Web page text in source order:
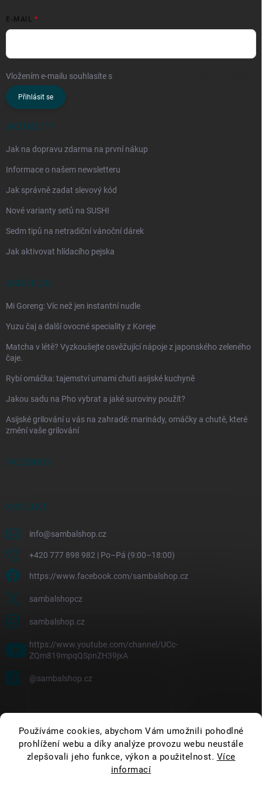
Používáme cookies, abychom Vám umožnili pohodlné
prohlížení webu a díky analýze provozu webu neustále
zlepšovali jeho funkce, výkon a použitelnost. Více
informací
E-MAIL
Vložením e-mailu souhlasíte s
Přihlásit se
AKTUALITY
Jak na dopravu zdarma na první nákup
Informace o našem newsletteru
Jak správně zadat slevový kód
Nové varianty setů na SUSHI
Sedm tipů na netradiční vánoční dárek
Jak aktivovat hlídacího pejska
ASIA BLOG
Mi Goreng: Víc než jen instantní nudle
Yuzu čaj a další ovocné speciality z Koreje
Matcha v létě? Vyzkoušejte osvěžující nápoje z japonského zeleného
čaje.
Rybí omáčka: tajemství umami chuti asijské kuchyně
Jakou sadu na Pho vybrat a jaké suroviny použít?
Asijské grilování u vás na zahradě: marinády, omáčky a chutě, které
změní vaše grilování
FACEBOOK
KONTAKT
info@sambalshop.cz
+420 777 898 982 | Po–Pá (9:00–18:00)
https://www.facebook.com/sambalshop.cz
sambalshopcz
sambalshop.cz
https://www.youtube.com/channel/UCc-
ZQm819mpqQSpnZH39jxA
@sambalshop.cz